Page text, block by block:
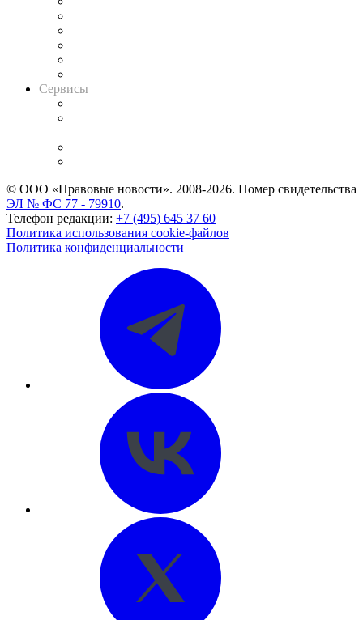
Сервисы
© ООО «Правовые новости». 2008-2026. Номер свидетельства
ЭЛ № ФС 77 - 79910.
Телефон редакции: +7 (495) 645 37 60
Политика использования cookie-файлов
Политика конфиденциальности